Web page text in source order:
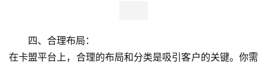
四、合理布局：
在卡盟平台上，合理的布局和分类是吸引客户的关键。你需